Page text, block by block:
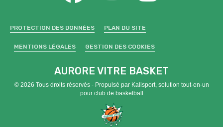
PROTECTION DES DONNÉES PLAN DU SITE
MENTIONS LÉGALES GESTION DES COOKIES
AURORE VITRE BASKET
© 2026 Tous droits réservés - Propulsé par Kalisport, solution tout-en-un
pour club de basketball